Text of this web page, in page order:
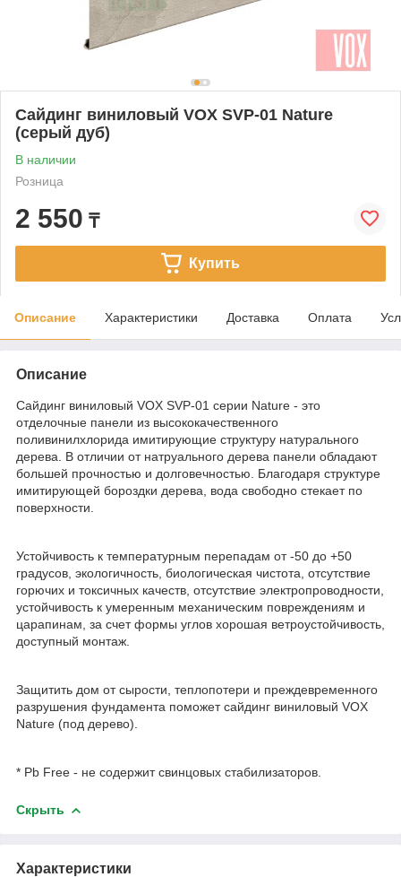
Сайдинг виниловый VOX SVP-01 Nature
(серый дуб)
В наличии
Розница
2 550 ₸
Купить
Описание Характеристики Доставка Оплата
Описание
Сайдинг виниловый VOX SVP-01 серии Nature - это
отделочные панели из высококачественного
поливинилхлорида имитирующие структуру натурального
дерева. В отличии от натруального дерева панели обладают
большей прочностью и долговечностью. Благодаря структуре
имитирующей бороздки дерева, вода свободно стекает по
поверхности.
Устойчивость к температурным перепадам от -50 до +50
градусов, экологичность, биологическая чистота, отсутствие
горючих и токсичных качеств, отсутствие электропроводности,
устойчивость к умеренным механическим повреждениям и
царапинам, за счет формы углов хорошая ветроустойчивость,
доступный монтаж.
Защитить дом от сырости, теплопотери и преждевременного
разрушения фундамента поможет сайдинг виниловый VOX
Nature (под дерево).
* Pb Free - не содержит свинцовых стабилизаторов.
Скрыть
Характеристики